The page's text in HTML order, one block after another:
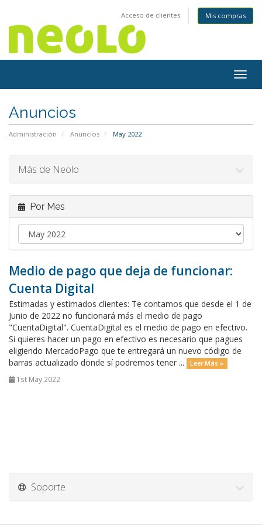
Acceso de clientes Mis compras
Anuncios
Administración Anuncios May 2022
Más de Neolo
Por Mes
Medio de pago que deja de funcionar:
Cuenta Digital
Estimadas y estimados clientes: Te contamos que desde el 1 de
Junio de 2022 no funcionará más el medio de pago
"CuentaDigital". CuentaDigital es el medio de pago en efectivo.
Si quieres hacer un pago en efectivo es necesario que pagues
eligiendo MercadoPago que te entregará un nuevo código de
barras actualizado donde sí podremos tener ...
Leer Más »
1st May 2022
Soporte